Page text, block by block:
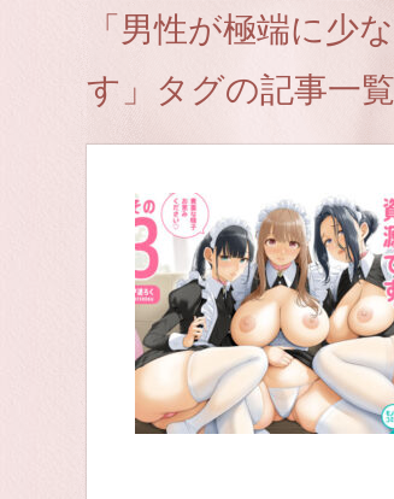
「男性が極端に少
す」タグの記事一覧